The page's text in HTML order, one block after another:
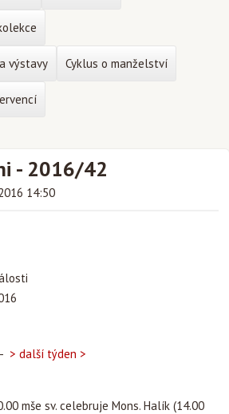
- 2016/42
14:50
> další týden >
mše sv. celebruje Mons. Halík (14.00
výstavy Cyklus o manželství